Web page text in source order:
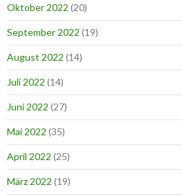
Oktober 2022 (20)
September 2022 (19)
August 2022 (14)
Juli 2022 (14)
Juni 2022 (27)
Mai 2022 (35)
April 2022 (25)
März 2022 (19)